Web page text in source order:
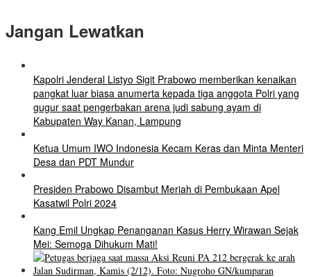
Jangan Lewatkan
Kapolri Jenderal Listyo Sigit Prabowo memberikan kenaikan
pangkat luar biasa anumerta kepada tiga anggota Polri yang
gugur saat pengerbakan arena judi sabung ayam di
Kabupaten Way Kanan, Lampung
Ketua Umum IWO Indonesia Kecam Keras dan Minta Menteri
Desa dan PDT Mundur
Presiden Prabowo Disambut Meriah di Pembukaan Apel
Kasatwil Polri 2024
Kang Emil Ungkap Penanganan Kasus Herry Wirawan Sejak
Mei: Semoga Dihukum Mati!